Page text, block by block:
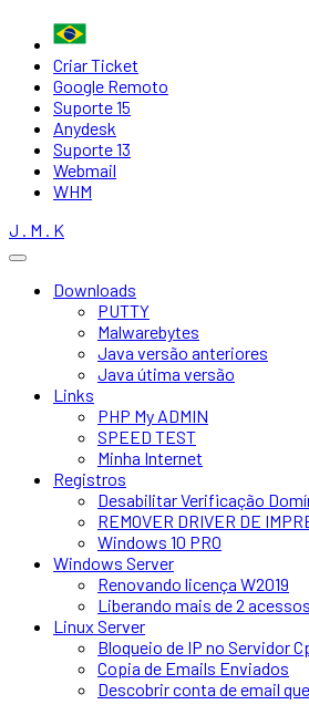
Criar Ticket
Google Remoto
Suporte 15
Anydesk
Suporte 13
Webmail
WHM
J . M . K
Downloads
PUTTY
Malwarebytes
Java versão anteriores
Java útima versão
Links
PHP My ADMIN
SPEED TEST
Minha Internet
Registros
Desabilitar Verificação
REMOVER DRIVER DE
Windows 10 PRO
Windows Server
Renovando licença W2019
Liberando mais de 2
Linux Server
Bloqueio de IP no Servidor
Copia de Emails Enviados
Descobrir conta de email